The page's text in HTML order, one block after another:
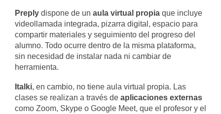
Preply dispone de un aula virtual propia que incluye
videollamada integrada, pizarra digital, espacio para
compartir materiales y seguimiento del progreso del
alumno. Todo ocurre dentro de la misma plataforma,
sin necesidad de instalar nada ni cambiar de
herramienta.
Italki, en cambio, no tiene aula virtual propia. Las
clases se realizan a través de aplicaciones externas
como Zoom, Skype o Google Meet, que el profesor y el